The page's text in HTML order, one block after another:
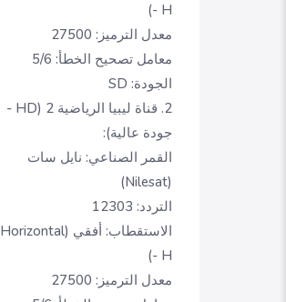
- H)
معدل الترميز:27500
معامل تصحيح الخطأ:5/6
الجودة:SD
2. قناة ليبيا الرياضية 2 (HD -
جودة عالية):
القمر الصناعي:نايل سات
(Nilesat)
التردد:12303
الاستقطاب:
أفقي (Horizontal
- H)
معدل الترميز:27500